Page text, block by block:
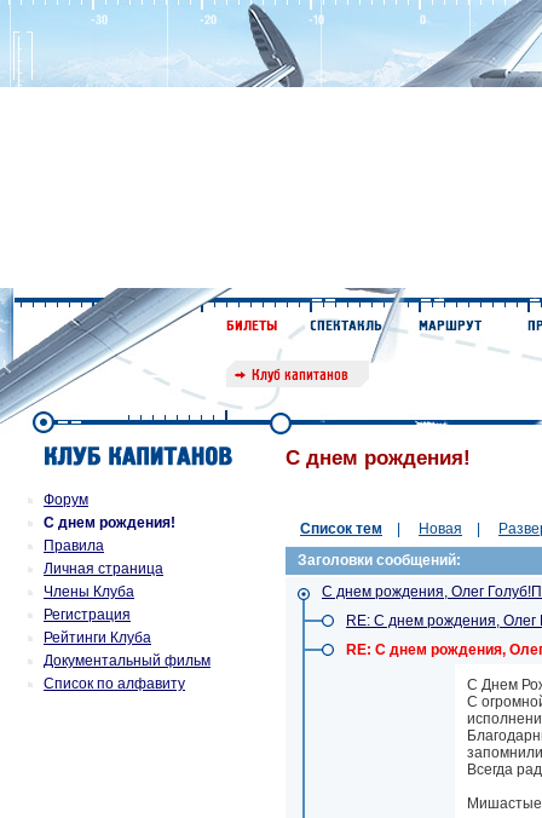
Форум
С днем рождения!
Правила
Личная страница
Члены Клуба
Регистрация
Рейтинги Клуба
Документальный фильм
Список по алфавиту
С днем рождения!
Список тем Новая
Заголовки сообщений:
С днем рождения, Олег
RE: С днем рождения, Олег
RE: С днем рождения,
С Днем
С
Всегда
Мишастые